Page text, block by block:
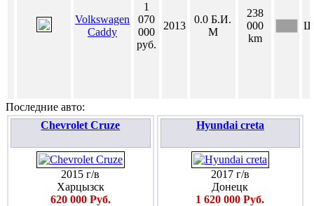
Volkswagen
Caddy
1
070
000
руб.
2013
0.0 Б.И.
М
238
000
km
Последние авто:
Chevrolet Cruze
2015 г/в
Харцызск
620 000 Руб.
Hyundai creta
2017 г/в
Донецк
1 620 000 Руб.